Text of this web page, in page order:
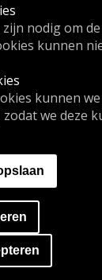
Gemeente
12 -
activiteiten
in Oudergem
by
nodig om
kunnen
kunnen
we deze